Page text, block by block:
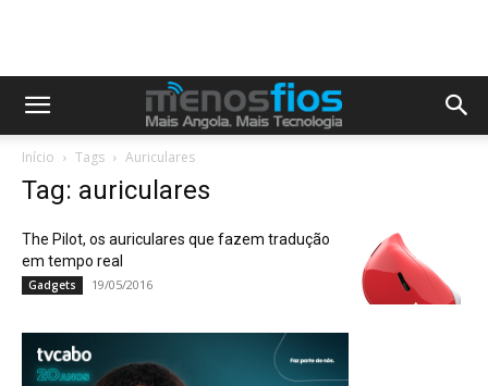
Início Tags Auriculares
Tag: auriculares
The Pilot, os auriculares que fazem tradução
em tempo real
Gadgets 19/05/2016